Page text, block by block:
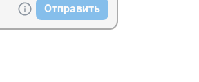
Отправить